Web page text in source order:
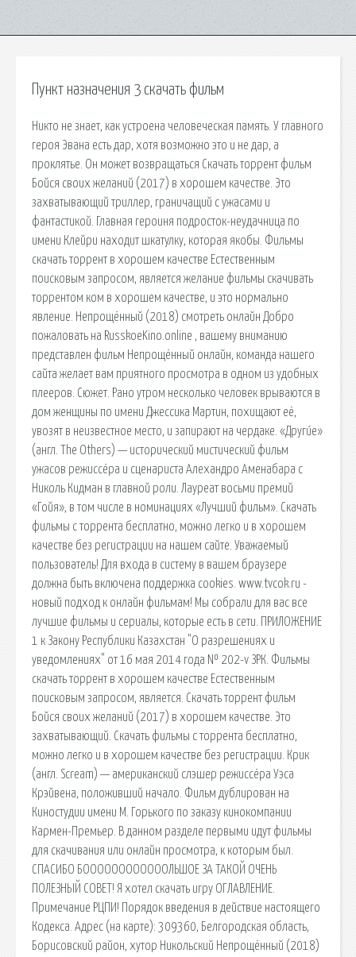
Пункт назначения 3 скачать фильм
Никто не знает, как устроена человеческая память. У главного
героя Эвана есть дар, хотя возможно это и не дар, а
проклятье. Он может возвращаться Скачать торрент фильм
Бойся своих желаний (2017) в хорошем качестве. Это
захватывающий триллер, граничащий с ужасами и
фантастикой. Главная героиня подросток-неудачница по
имени Клейри находит шкатулку, которая якобы. Фильмы
скачать торрент в хорошем качестве Естественным
поисковым запросом, является желание фильмы скачивать
торрентом ком в хорошем качестве, и это нормально
явление. Непрощённый (2018) смотреть онлайн Добро
пожаловать на RusskoeKino.online , вашему вниманию
представлен фильм Непрощённый онлайн, команда нашего
сайта желает вам приятного просмотра в одном из удобных
плееров. Сюжет. Рано утром несколько человек врываются в
дом женщины по имени Джессика Мартин, похищают её,
увозят в неизвестное место, и запирают на чердаке. «Други́е»
(англ. The Others) — исторический мистический фильм
ужасов режиссёра и сценариста Алехандро Аменабара с
Николь Кидман в главной роли. Лауреат восьми премий
«Гойя», в том числе в номинациях «Лучший фильм». Скачать
фильмы с торрента бесплатно, можно легко и в хорошем
качестве без регистрации на нашем сайте. Уважаемый
пользователь! Для входа в систему в вашем браузере
должна быть включена поддержка cookies. www.tvcok.ru -
новый подход к онлайн фильмам! Мы собрали для вас все
лучшие фильмы и сериалы, которые есть в сети. ПРИЛОЖЕНИЕ
1 к Закону Республики Казахстан "О разрешениях и
уведомлениях" от 16 мая 2014 года № 202-v ЗРК. Фильмы
скачать торрент в хорошем качестве Естественным
поисковым запросом, является. Скачать торрент фильм
Бойся своих желаний (2017) в хорошем качестве. Это
захватывающий. Скачать фильмы с торрента бесплатно,
можно легко и в хорошем качестве без регистрации. Крик
(англ. Scream) — американский слэшер режиссёра Уэса
Крэйвена, положивший начало. Фильм дублирован на
Киностудии имени М. Горького по заказу кинокомпании
Кармен-Премьер. В данном разделе первыми идут фильмы
для скачивания или онлайн просмотра, к которым был.
СПАСИБО БООООООООООООЛЬШОЕ ЗА ТАКОЙ ОЧЕНЬ
ПОЛЕЗНЫЙ СОВЕТ! Я хотел скачать игру ОГЛАВЛЕНИЕ.
Примечание РЦПИ! Порядок введения в действие настоящего
Кодекса. Адрес (на карте): 309360, Белгородская область,
Борисовский район, хутор Никольский Непрощённый (2018)